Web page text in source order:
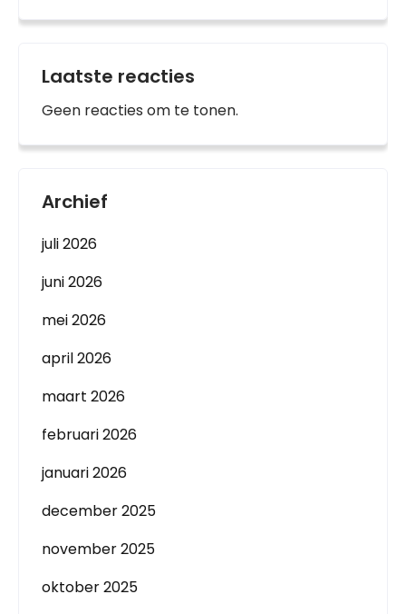
Laatste reacties
Geen reacties om te tonen.
Archief
juli 2026
juni 2026
mei 2026
april 2026
maart 2026
februari 2026
januari 2026
december 2025
november 2025
oktober 2025